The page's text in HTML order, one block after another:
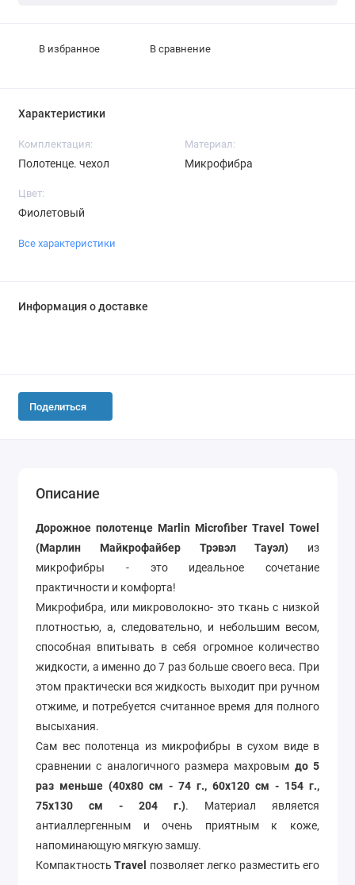
В избранное В сравнение
Характеристики
Комплектация:
Полотенце. чехол
Материал:
Микрофибра
Цвет:
Фиолетовый
Все характеристики
Информация о доставке
Поделиться
Описание
Дорожное полотенце Marlin Microfiber Travel Towel
(Марлин Майкрофайбер Трэвэл Тауэл) из
микрофибры - это идеальное сочетание
практичности и комфорта!
Микрофибра, или микроволокно- это ткань с низкой
плотностью, а, следовательно, и небольшим весом,
способная впитывать в себя огромное количество
жидкости, а именно до 7 раз больше своего веса. При
этом практически вся жидкость выходит при ручном
отжиме, и потребуется считанное время для полного
высыхания.
Сам вес полотенца из микрофибры в сухом виде в
сравнении с аналогичного размера махровым до 5
раз меньше (40х80 см - 74 г., 60х120 см - 154 г.,
75х130 см - 204 г.). Материал является
антиаллергенным и очень приятным к коже,
напоминающую мягкую замшу.
КомпактностьTravel позволяет легко разместить его